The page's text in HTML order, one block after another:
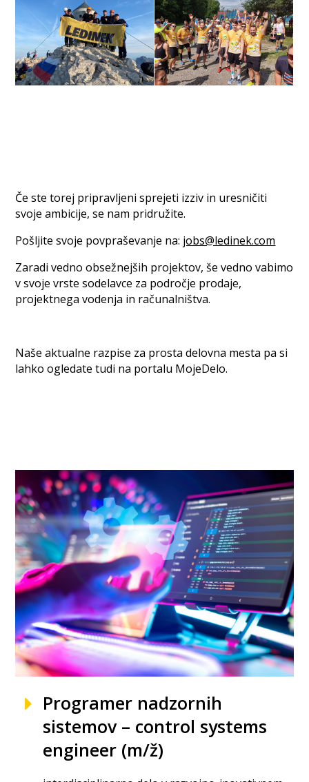
Če ste torej pripravljeni sprejeti izziv in uresničiti
svoje ambicije, se nam pridružite.
Pošljite svoje povpraševanje na: jobs@ledinek.com
Zaradi vedno obsežnejših projektov, še vedno vabimo
v svoje vrste sodelavce za področje prodaje,
projektnega vodenja in računalništva.
Naše aktualne razpise za prosta delovna mesta pa si
lahko ogledate tudi na portalu MojeDelo.
Programer nadzornih
sistemov – control systems
engineer (m/ž)